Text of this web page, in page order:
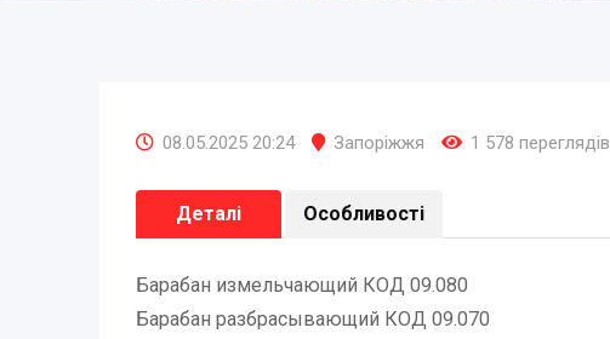
08.05.2025 20:24 Запоріжжя 1 578 переглядів
Деталі Особливості
Барабан измельчающий КОД 09.080
Барабан разбрасывающий КОД 09.070